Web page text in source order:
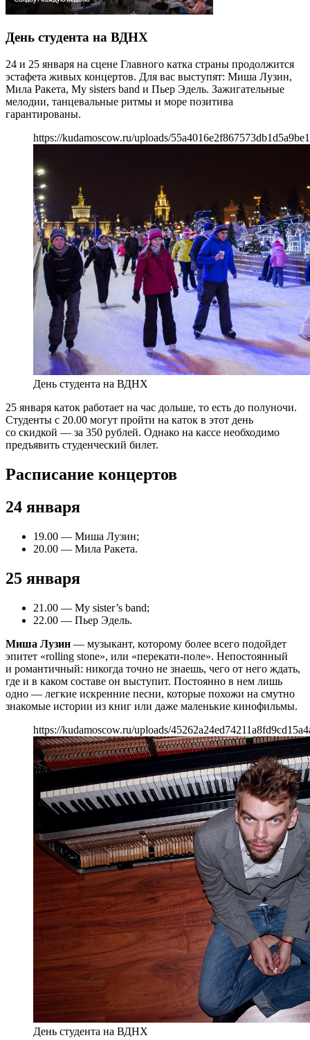
День студента на ВДНХ
24 и 25 января на сцене Главного катка страны продолжится
эстафета живых концертов. Для вас выступят: Миша Лузин,
Мила Ракета, My sisters band и Пьер Эдель. Зажигательные
мелодии, танцевальные ритмы и море позитива
гарантированы.
https://kudamoscow.ru/uploads/
День студента на ВДНХ
25 января каток работает на час дольше, то есть до полуночи.
Студенты с 20.00 могут пройти на каток в этот день
со скидкой — за 350 рублей. Однако на кассе необходимо
предъявить студенческий билет.
Расписание концертов
24 января
19.00 — Миша Лузин;
20.00 — Мила Ракета.
25 января
21.00 — My sister’s band;
22.00 — Пьер Эдель.
Миша Лузин — музыкант, которому более всего подойдет
эпитет «rolling stone», или «перекати-поле». Непостоянный
и романтичный: никогда точно не знаешь, чего от него ждать,
где и в каком составе он выступит. Постоянно в нем лишь
одно — легкие искренние песни, которые похожи на смутно
знакомые истории из книг или даже маленькие кинофильмы.
https://kudamoscow.ru/uploads/
День студента на ВДНХ